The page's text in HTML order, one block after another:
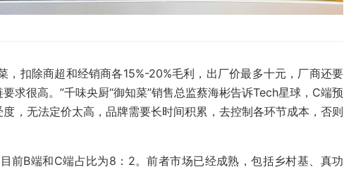
，扣除商超和经销商各15%-20%毛利，出厂价最多十元，厂商还要
求很高。”千味央厨“御知菜”销售总监蔡海彬告诉Tech星球，C端预
，无法定价太高，品牌需要长时间积累，去控制各环节成本，否则
前B端和C端占比为8：2。前者市场已经成熟，包括乡村基、真功